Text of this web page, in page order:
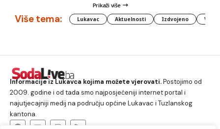
Prikaži više
Više tema: Lukavac Aktuelnosti Izdvojeno
Informacije iz Lukavca kojima možete vjerovati.Postojimo od
2009. godine i od tada smo najposjećeniji internet portal i
najutjecajniji medij na području općine Lukavac i Tuzlanskog
kantona.